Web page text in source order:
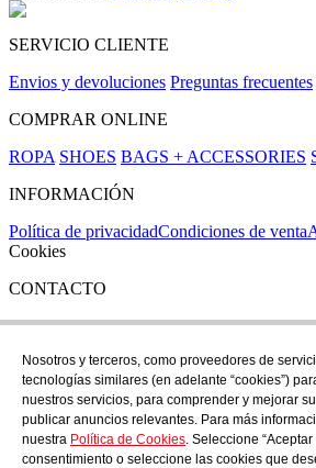
SERVICIO CLIENTE
Envios y devoluciones Preguntas frecuentes
COMPRAR ONLINE
ROPA SHOES BAGS + ACCESSORIES
INFORMACIÓN
Política de privacidadCondiciones de venta
Cookies
CONTACTO
Si tienes cualquier duda puedes contactar
TEL: +34 972 21 30 04
EMAIL: despiral@despiral.com
SÍGUENOS EN
Nosotros y terceros, como proveedores de
tecnologías similares (en adelante “cookies”)
nuestros servicios, para comprender y mejorar
publicar anuncios relevantes. Para más
nuestra Política de Cookies. Seleccione
consentimiento o seleccione las cookies que